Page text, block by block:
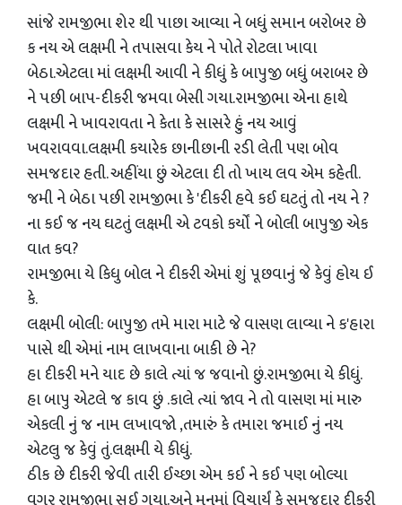
સાંજે રામજીભા શેર થી પાછા આવ્યા ને બધું સમાન બરોબર છે
ક નય એ લક્ષમી ને તપાસવા કેય ને પોતે રોટલા ખાવા
બેઠા.એટલા માં લક્ષમી આવી ને કીધું કે બાપુજી બધું બરાબર છે
ને પછી બાપ-દીકરી જમવા બેસી ગયા.રામજીભા એના હાથે
લક્ષમી ને ખાવરાવતા ને કેતા કે સાસરે હું નય આવું
ખવરાવવા.લક્ષમી કયારેક છાનીછાની રડી લેતી પણ બોવ
સમજદાર હતી. અહીંયા છું એટલા દી તો ખાય લવ એમ કહેતી.
જમી ને બેઠા પછી રામજીભા કે 'દીકરી હવે કઈ ઘટતું તો નય ને ?
ના કઈ જ નય ઘટતું લક્ષમી એ ટવકો કર્યોં ને બોલી બાપુજી એક
વાત કવ?
રામજીભા યે કિધુ બોલ ને દીકરી એમાં શું પૂછવાનું જે કેવું હોય ઈ
કે.
લક્ષમી બોલી: બાપુજી તમે મારા માટે જે વાસણ લાવ્યા ને ક'હારા
પાસે થી એમાં નામ લાખવાના બાકી છે ને?
હા દીકરી મને યાદ છે કાલે ત્યાં જ જવાનો છું.રામજીભા યે કીધું.
હા બાપુ એટલે જ કાવ છું .કાલે ત્યાં જાવ ને તો વાસણ માં મારુ
એકલી નું જ નામ લખાવજો ,તમારું કે તમારા જમાઈ નું નય
એટલુ જ કેવું તું.લક્ષમી યે કીધું.
ઠીક છે દીકરી જેવી તારી ઈચ્છા એમ કઈ ને કઈ પણ બોલ્યા